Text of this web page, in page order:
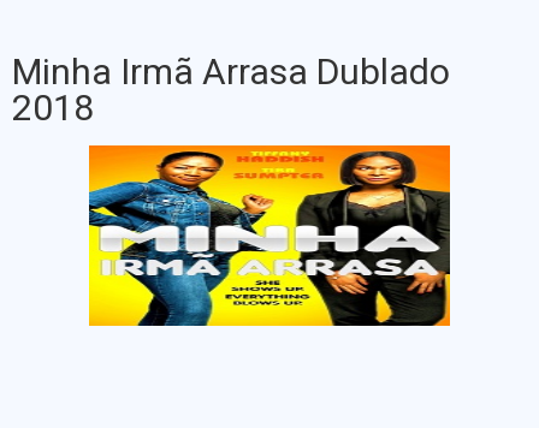
Minha Irmã Arrasa Dublado
2018